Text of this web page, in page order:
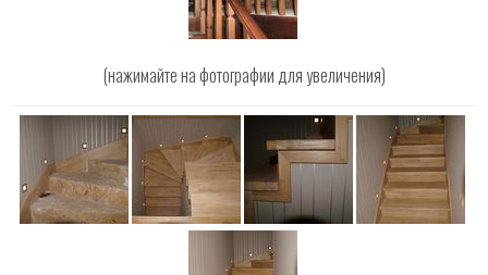
(нажимайте на фотографии для увеличения)